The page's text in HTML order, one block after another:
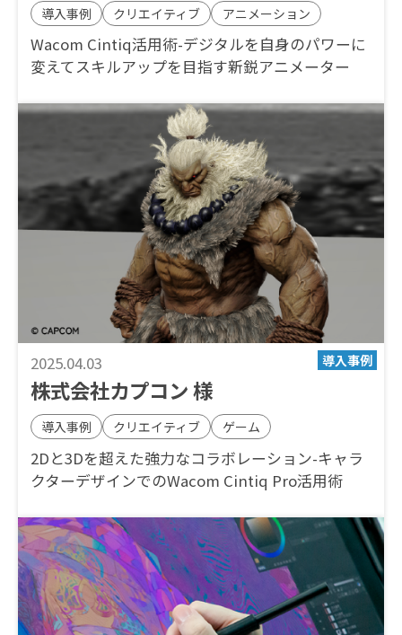
導入事例 クリエイティブ アニメーション
Wacom Cintiq活用術-デジタルを自身のパワーに
変えてスキルアップを目指す新鋭アニメーター
2025.04.03
株式会社カプコン 様
導入事例 クリエイティブ ゲーム
2Dと3Dを超えた強力なコラボレーション-キャラ
クターデザインでのWacom Cintiq Pro活用術